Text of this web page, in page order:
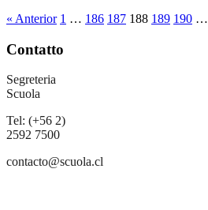
« Anterior 1 … 186 187 188 189 190 …
Contatto
Segreteria
Scuola
Tel: (+56 2)
2592 7500
contacto@scuola.cl